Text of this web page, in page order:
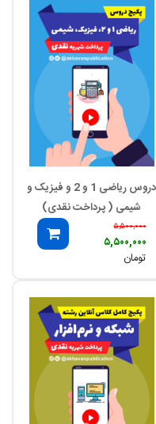
دروس ریاضی 1 و 2 و فیزیک و
شیمی ( پرداخت نقدی)
۵,۵۰۰,۰۰۰
۵,۵۰۰,۰۰۰
تومان